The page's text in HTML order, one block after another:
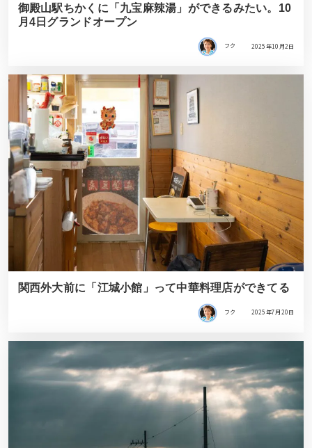
御殿山駅ちかくに「九宝麻辣湯」ができるみたい。10
月4日グランドオープン
フク 2025年10月2日
関西外大前に「江城小館」って中華料理店ができてる
フク 2025年7月20日